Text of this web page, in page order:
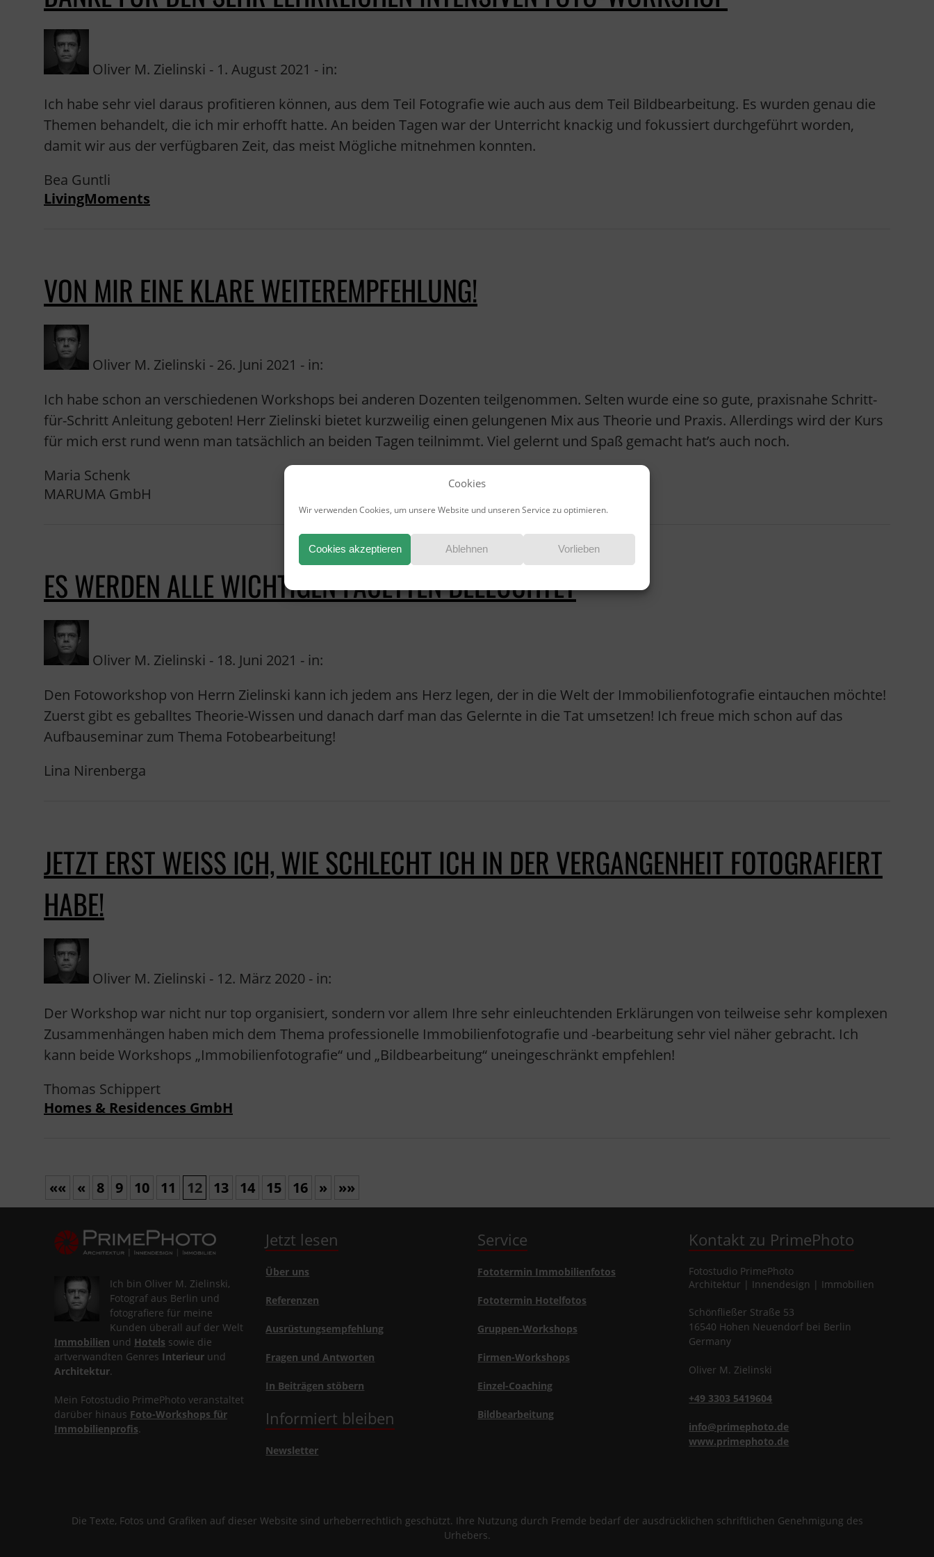
Cookies
Wir verwenden Cookies, um unsere Website und unseren Service zu optimieren.
Cookies akzeptieren Ablehnen Vorlieben
Oliver M. Zielinski - 1. August 2021 - in:
Ich habe sehr viel daraus profitieren können, aus dem Teil Fotografie wie auch aus dem Teil Bildbearbeitung. Es wurden genau die
Themen behandelt, die ich mir erhofft hatte. An beiden Tagen war der Unterricht knackig und fokussiert durchgeführt worden,
damit wir aus der verfügbaren Zeit, das meist Mögliche mitnehmen konnten.
Bea Guntli
LivingMoments
VON MIR EINE KLARE WEITEREMPFEHLUNG!
Oliver M. Zielinski - 26. Juni 2021 - in:
Ich habe schon an verschiedenen Workshops bei anderen Dozenten teilgenommen. Selten wurde eine so gute, praxisnahe Schritt-
für-Schritt Anleitung geboten! Herr Zielinski bietet kurzweilig einen gelungenen Mix aus Theorie und Praxis. Allerdings wird der Kurs
für mich erst rund wenn man tatsächlich an beiden Tagen teilnimmt. Viel gelernt und Spaß gemacht hat’s auch noch.
Maria Schenk
MARUMA GmbH
ES WERDEN ALLE WICHTIGEN FACETTEN BELEUCHTET
Oliver M. Zielinski - 18. Juni 2021 - in:
Den Fotoworkshop von Herrn Zielinski kann ich jedem ans Herz legen, der in die Welt der Immobilienfotografie eintauchen möchte!
Zuerst gibt es geballtes Theorie-Wissen und danach darf man das Gelernte in die Tat umsetzen! Ich freue mich schon auf das
Aufbauseminar zum Thema Fotobearbeitung!
Lina Nirenberga
JETZT ERST WEISS ICH, WIE SCHLECHT ICH IN DER VERGANGENHEIT FOTOGRAFIERT H
ABE!
Oliver M. Zielinski - 12. März 2020 - in:
Der Workshop war nicht nur top organisiert, sondern vor allem Ihre sehr einleuchtenden Erklärungen von teilweise sehr komplexen
Zusammenhängen haben mich dem Thema professionelle Immobilienfotografie und -bearbeitung sehr viel näher gebracht. Ich
kann beide Workshops „Immobilienfotografie“ und „Bildbearbeitung“ uneingeschränkt empfehlen!
Thomas Schippert
Homes & Residences GmbH
«« « 8 9 10 11 12 13 14 15 16 » »»
Ich bin Oliver M. Zielinski,
Fotograf aus Berlin und
fotografiere für meine
Kunden überall auf der Welt
Immobilien und Hotels sowie die
artverwandten Genres Interieurund
Architektur.
Mein Fotostudio PrimePhoto veranstaltet
darüber hinaus Foto-Workshops für
Immobilienprofis.
Jetzt lesen
Über uns
Referenzen
Ausrüstungsempfehlung
Fragen und Antworten
In Beiträgen stöbern
Informiert bleiben
Newsletter
Service
Fototermin Immobilienfotos
Fototermin Hotelfotos
Gruppen-Workshops
Firmen-Workshops
Einzel-Coaching
Bildbearbeitung
Kontakt zu PrimePhoto
Fotostudio PrimePhoto
Architektur | Innendesign | Immobilien
Schönfließer Straße 53
16540 Hohen Neuendorf bei Berlin
Germany
Oliver M. Zielinski
+49 3303 5419604
info@primephoto.de
www.primephoto.de
Die Texte, Fotos und Grafiken auf dieser Website sind urheberrechtlich geschützt. Ihre Nutzung durch Fremde bedarf der ausdrücklichen schriftlichen Genehmigung des
Urhebers.